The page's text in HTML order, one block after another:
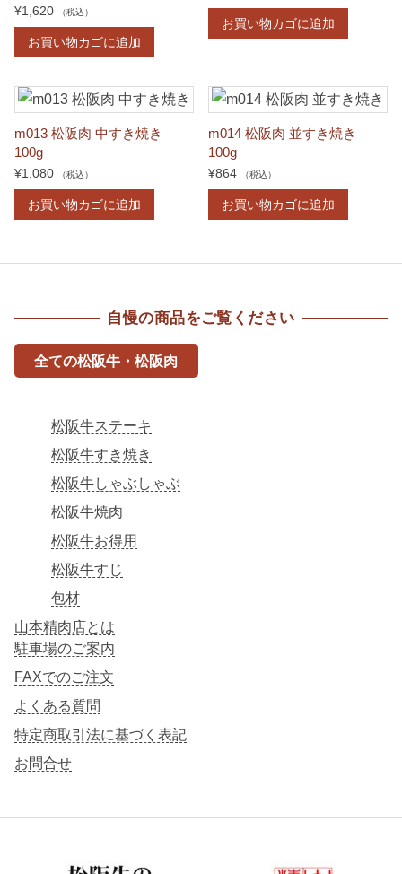
¥1,620 （税込）
お買い物カゴに追加
お買い物カゴに追加
m013 松阪肉 中すき焼き
100g
¥1,080 （税込）
お買い物カゴに追加
m014 松阪肉 並すき焼き
100g
¥864 （税込）
お買い物カゴに追加
自慢の商品をご覧ください
全ての松阪牛・松阪肉
松阪牛ステーキ
松阪牛すき焼き
松阪牛しゃぶしゃぶ
松阪牛焼肉
松阪牛お得用
松阪牛すじ
包材
山本精肉店とは
駐車場のご案内
FAXでのご注文
よくある質問
特定商取引法に基づく表記
お問合せ